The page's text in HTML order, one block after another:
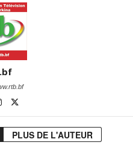
PLUS DE L'AUTEUR